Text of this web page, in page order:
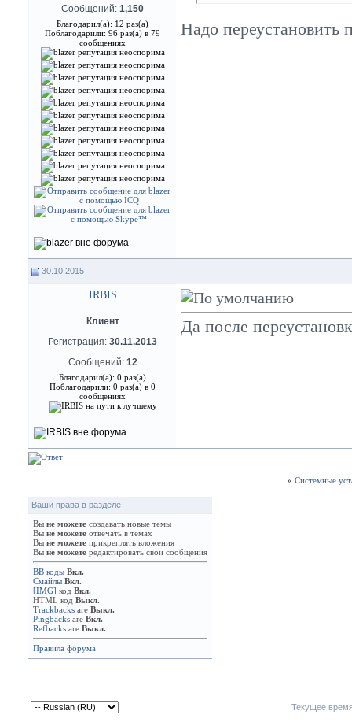
Сообщений: 1,150
Благодарил(а): 12 раз(а)
Поблагодарили: 96 раз(а) в 79
сообщениях
Надо переустановить
30.10.2015
IRBIS
Клиент
Регистрация: 30.11.2013
Сообщений: 12
Благодарил(а): 0 раз(а)
Поблагодарили: 0 раз(а) в 0
сообщениях
Да после
« Системные
Ваши права в разделе
Вы не можете создавать новые темы
Вы не можете отвечать в темах
Вы не можете прикреплять вложения
Вы не можете редактировать свои сообщения
BB коды Вкл.
Смайлы Вкл.
[IMG] код Вкл.
HTML код Выкл.
Trackbacks are Выкл.
Pingbacks are Вкл.
Refbacks are Выкл.
Правила форума
Текущее